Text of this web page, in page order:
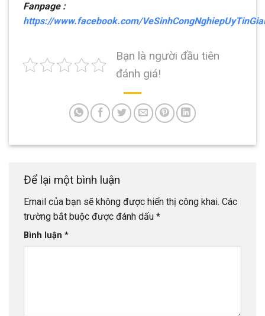
Fanpage :
https://www.facebook.com/
Bạn là người đầu tiên
đánh giá!
Để lại một bình luận
Email của bạn sẽ không được hiển thị công khai. Các
trường bắt buộc được đánh dấu *
Bình luận *